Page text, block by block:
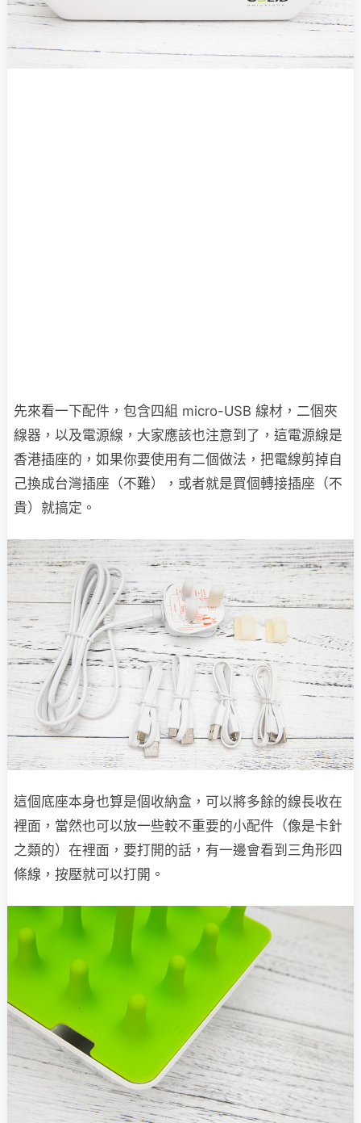
先來看一下配件，包含四組 micro-USB 線材，二個夾
線器，以及電源線，大家應該也注意到了，這電源線是
香港插座的，如果你要使用有二個做法，把電線剪掉自
己換成台灣插座（不難），或者就是買個轉接插座（不
貴）就搞定。
這個底座本身也算是個收納盒，可以將多餘的線長收在
裡面，當然也可以放一些較不重要的小配件（像是卡針
之類的）在裡面，要打開的話，有一邊會看到三角形四
條線，按壓就可以打開。